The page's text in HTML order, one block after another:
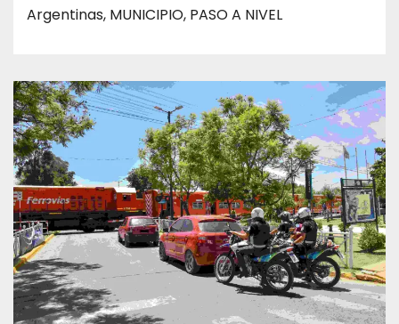
Argentinas, MUNICIPIO, PASO A NIVEL